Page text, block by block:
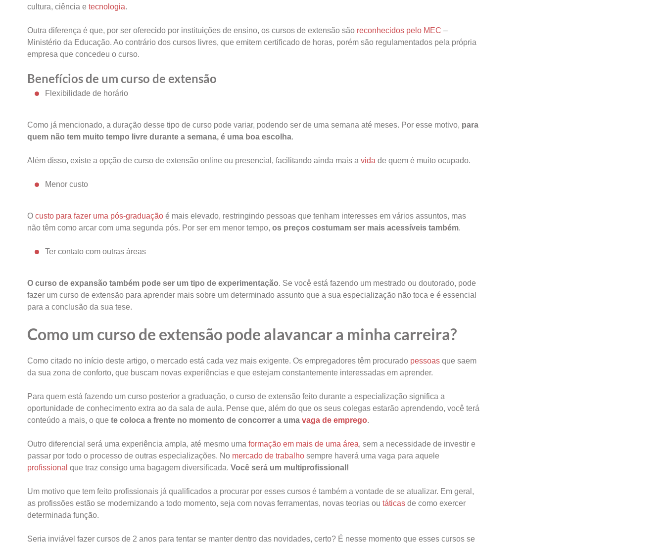
cultura, ciência e tecnologia.
Outra diferença é que, por ser oferecido por instituições de ensino, os cursos de extensão são reconhecidos pelo MEC –
Ministério da Educação. Ao contrário dos cursos livres, que emitem certificado de horas, porém são regulamentados pela própria
empresa que concedeu o curso.
Benefícios de um curso de extensão
Flexibilidade de horário
Como já mencionado, a duração desse tipo de curso pode variar, podendo ser de uma semana até meses. Por esse motivo, para
quem não tem muito tempo livre durante a semana, é uma boa escolha.
Além disso, existe a opção de curso de extensão online ou presencial, facilitando ainda mais a vida de quem é muito ocupado.
Menor custo
O custo para fazer uma pós-graduação é mais elevado, restringindo pessoas que tenham interesses em vários assuntos, mas
não têm como arcar com uma segunda pós. Por ser em menor tempo, os preços costumam ser mais acessíveis também.
Ter contato com outras áreas
O curso de expansão também pode ser um tipo de experimentação. Se você está fazendo um mestrado ou doutorado, pode
fazer um curso de extensão para aprender mais sobre um determinado assunto que a sua especialização não toca e é essencial
para a conclusão da sua tese.
Como um curso de extensão pode alavancar a minha carreira?
Como citado no início deste artigo, o mercado está cada vez mais exigente. Os empregadores têm procurado pessoas que saem
da sua zona de conforto, que buscam novas experiências e que estejam constantemente interessadas em aprender.
Para quem está fazendo um curso posterior a graduação, o curso de extensão feito durante a especialização significa a
oportunidade de conhecimento extra ao da sala de aula. Pense que, além do que os seus colegas estarão aprendendo, você terá
conteúdo a mais, o que te coloca a frente no momento de concorrer a uma vaga de emprego.
Outro diferencial será uma experiência ampla, até mesmo uma formação em mais de uma área, sem a necessidade de investir e
passar por todo o processo de outras especializações. No mercado de trabalho sempre haverá uma vaga para aquele
profissional que traz consigo uma bagagem diversificada. Você será um multiprofissional!
Um motivo que tem feito profissionais já qualificados a procurar por esses cursos é também a vontade de se atualizar. Em geral,
as profissões estão se modernizando a todo momento, seja com novas ferramentas, novas teorias ou táticas de como exercer
determinada função.
Seria inviável fazer cursos de 2 anos para tentar se manter dentro das novidades, certo? É nesse momento que esses cursos se